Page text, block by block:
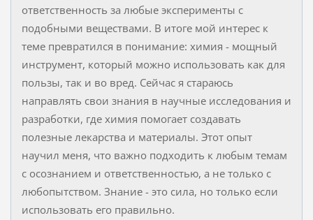
ответственность за любые эксперименты с
подобными веществами. В итоге мой интерес к
теме превратился в понимание: химия - мощный
инструмент, который можно использовать как для
пользы, так и во вред. Сейчас я стараюсь
направлять свои знания в научные исследования и
разработки, где химия помогает создавать
полезные лекарства и материалы. Этот опыт
научил меня, что важно подходить к любым темам
с осознанием и ответственностью, а не только с
любопытством. Знание - это сила, но только если
использовать его правильно.